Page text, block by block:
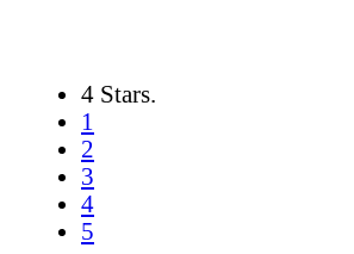
4 Stars.
1
2
3
4
5